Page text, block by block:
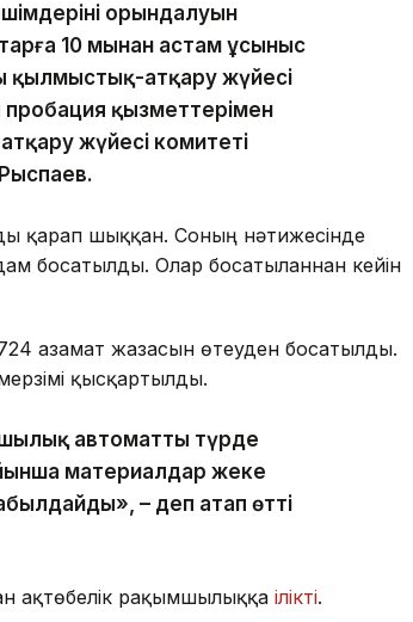
орындалуын
10 мыңнан астам ұсыныс
қылмыстық-атқару жүйесі
қызметтерімен
жүйесі комитеті
қарап шыққан. Соның нәтижесінде
босатылды. Олар босатылғаннан кейін
азамат жазасын өтеуден босатылды.
қысқартылды.
автоматты түрде
материалдар жеке
– деп атап өтті
ақтөбелік рақымшылыққа ілікті.